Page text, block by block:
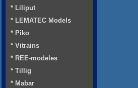
* Liliput
* LEMATEC Models
* Piko
* Vitrains
* REE-modeles
* Tillig
* Mabar